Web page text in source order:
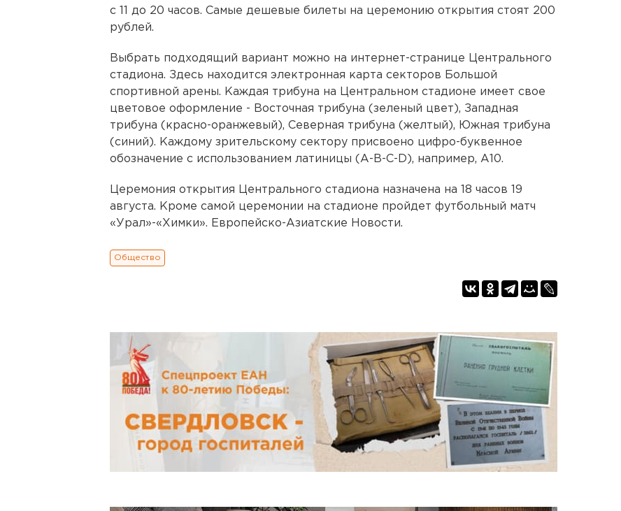
с 11 до 20 часов. Самые дешевые билеты на церемонию открытия стоят 200
рублей.
Выбрать подходящий вариант можно на интернет-странице Центрального
стадиона. Здесь находится электронная карта секторов Большой
спортивной арены. Каждая трибуна на Центральном стадионе имеет свое
цветовое оформление - Восточная трибуна (зеленый цвет), Западная
трибуна (красно-оранжевый), Северная трибуна (желтый), Южная трибуна
(синий). Каждому зрительскому сектору присвоено цифро-буквенное
обозначение с использованием латиницы (А-B-C-D), например, А10.
Церемония открытия Центрального стадиона назначена на 18 часов 19
августа. Кроме самой церемонии на стадионе пройдет футбольный матч
«Урал»-«Химки». Европейско-Азиатские Новости.
Общество